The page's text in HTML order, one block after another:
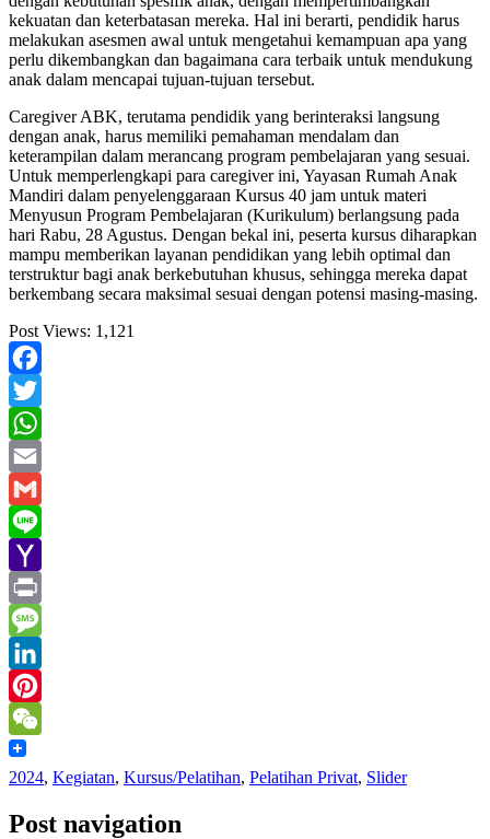
kekuatan dan keterbatasan mereka. Hal ini berarti, pendidik harus
melakukan asesmen awal untuk mengetahui kemampuan apa yang
perlu dikembangkan dan bagaimana cara terbaik untuk mendukung
anak dalam mencapai tujuan-tujuan tersebut.
Caregiver ABK, terutama pendidik yang berinteraksi langsung
dengan anak, harus memiliki pemahaman mendalam dan
keterampilan dalam merancang program pembelajaran yang sesuai.
Untuk memperlengkapi para caregiver ini, Yayasan Rumah Anak
Mandiri dalam penyelenggaraan Kursus 40 jam untuk materi
Menyusun Program Pembelajaran (Kurikulum) berlangsung pada
hari Rabu, 28 Agustus. Dengan bekal ini, peserta kursus diharapkan
mampu memberikan layanan pendidikan yang lebih optimal dan
terstruktur bagi anak berkebutuhan khusus, sehingga mereka dapat
berkembang secara maksimal sesuai dengan potensi masing-masing.
Post Views: 1,121
Facebook
Twitter
WhatsApp
Email
Gmail
Line
Yahoo
Mail
Print
Message
LinkedIn
Pinterest
WeChat
2024, Kegiatan, Kursus/Pelatihan, Pelatihan Privat, Slider
Post navigation